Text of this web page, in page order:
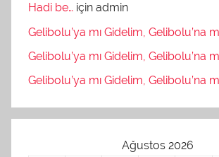
Hadi be… için admin
Gelibolu’ya mı Gidelim, Gelibolu’na
Gelibolu’ya mı Gidelim, Gelibolu’na
Gelibolu’ya mı Gidelim, Gelibolu’na
Ağustos 2026